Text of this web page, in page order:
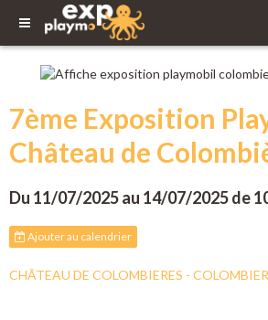
7ème Exposition
Château de
Du 11/07/2025au 14/07/2025de
Ajouter au calendrier
CHÂTEAU DE COLOMBIERES -